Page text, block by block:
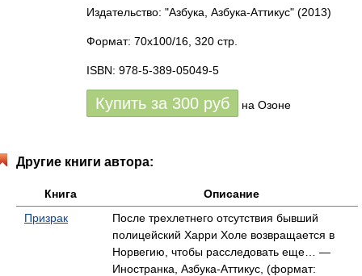
Издательство: "Азбука, Азбука-Аттикус" (2013)
Формат: 70x100/16, 320 стр.
ISBN: 978-5-389-05049-5
Купить за 300 руб на Озоне
Другие книги автора:
Книга
Описание
Призрак
После трехлетнего отсутствия бывший
полицейский Харри Холе возвращается в
Норвегию, чтобы расследовать еще… —
Иностранка, Азбука-Аттикус, (формат: